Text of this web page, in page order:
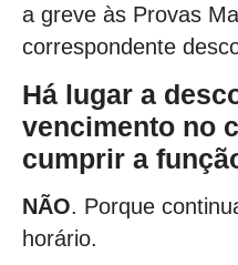
a greve às Provas
correspondente
Há lugar a
vencimento no
cumprir a
NÃO. Porque
horário.